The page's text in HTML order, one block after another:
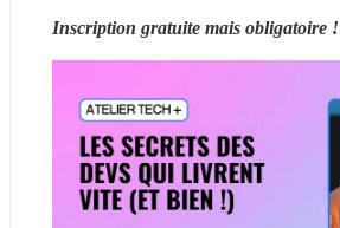
Inscription gratuite mais obligatoire !